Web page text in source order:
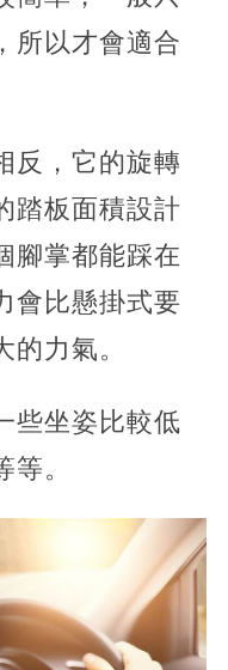
所以才會適合
反，它的旋轉
踏板面積設計
腳掌都能踩在
會比懸掛式要
力氣。
些坐姿比較低
。